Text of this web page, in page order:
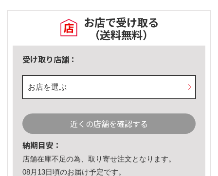
お店で受け取る
（送料無料）
受け取り店舗：
お店を選ぶ
近くの店舗を確認する
納期目安：
店舗在庫不足の為、取り寄せ注文となります。
08月13日頃のお届け予定です。